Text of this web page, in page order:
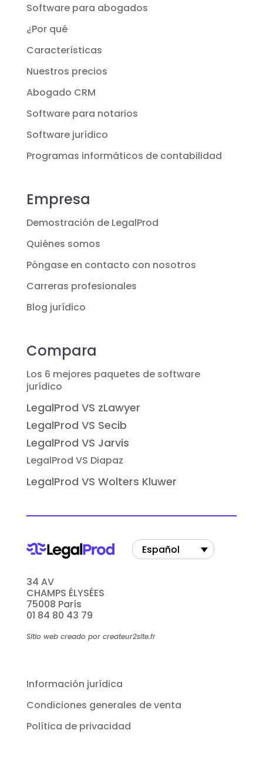
Software para abogados
¿Por qué
Características
Nuestros precios
Abogado CRM
Software para notarios
Software jurídico
Programas informáticos de contabilidad
Empresa
Demostración de LegalProd
Quiénes somos
Póngase en contacto con nosotros
Carreras profesionales
Blog jurídico
Compara
Los 6 mejores paquetes de software
jurídico
LegalProd VS zLawyer
LegalProd VS Secib
LegalProd VS Jarvis
LegalProd VS Diapaz
LegalProd VS Wolters Kluwer
34 AV
CHAMPS ÉLYSÉES
75008 París
01 84 80 43 79
Sitio web creado por createur2site.fr
Español
Información jurídica
Condiciones generales de venta
Política de privacidad